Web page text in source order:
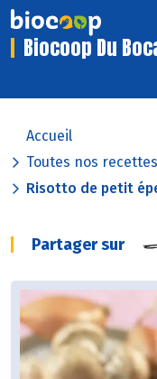
Biocoop Du
Accueil
Toutes nos recettes
Risotto de petit
Partager sur